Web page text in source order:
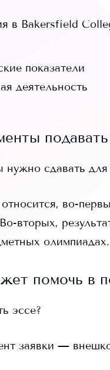
в Bakersfield
показатели
деятельность
нужно сдавать для
во-
вторых,
олимпиадах.
помочь в
эссе?
заявки —